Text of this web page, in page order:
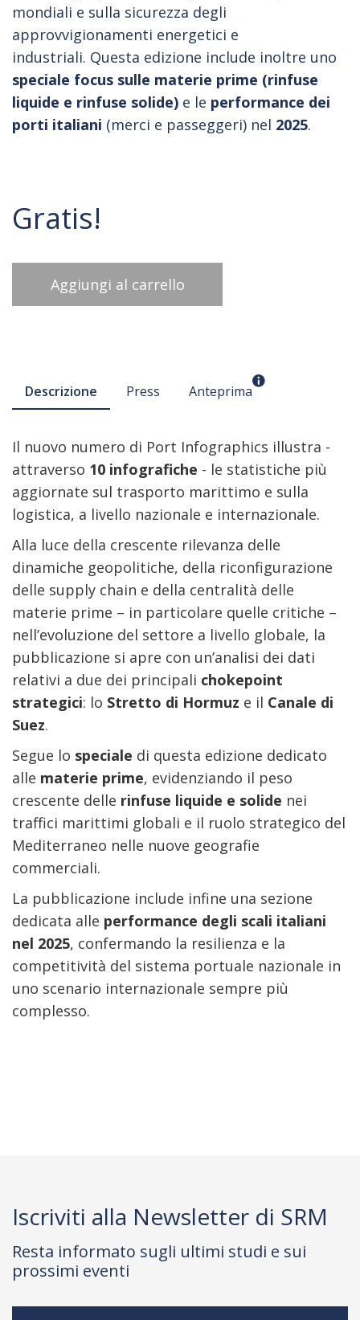
mondiali e sulla sicurezza degli
approvvigionamenti energetici e
industriali. Questa edizione include inoltre uno
speciale focus sulle materie prime (rinfuse
liquide e rinfuse solide) e le performance dei
porti italiani (merci e passeggeri) nel 2025.
Gratis!
Aggiungi al carrello
Descrizione Press Anteprima
Il nuovo numero di Port Infographics illustra -
attraverso 10 infografiche - le statistiche più
aggiornate sul trasporto marittimo e sulla
logistica, a livello nazionale e internazionale.
Alla luce della crescente rilevanza delle
dinamiche geopolitiche, della riconfigurazione
delle supply chain e della centralità delle
materie prime – in particolare quelle critiche –
nell’evoluzione del settore a livello globale, la
pubblicazione si apre con un’analisi dei dati
relativi a due dei principali chokepoint
strategici: lo Stretto di Hormuz e il Canale di
Suez.
Segue lo speciale di questa edizione dedicato
alle materie prime, evidenziando il peso
crescente delle rinfuse liquide e solide nei
traffici marittimi globali e il ruolo strategico del
Mediterraneo nelle nuove geografie
commerciali.
La pubblicazione include infine una sezione
dedicata alle performance degli scali italiani
nel 2025, confermando la resilienza e la
competitività del sistema portuale nazionale in
uno scenario internazionale sempre più
complesso.
Iscriviti alla Newsletter di SRM
Resta informato sugli ultimi studi e sui
prossimi eventi